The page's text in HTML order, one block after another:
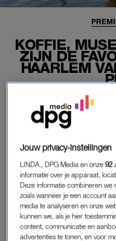
KOFFIE,
ZIJN DE
HAARLEM
10-08-2024
LEES
Krijg
artikelen
Jouw privacy-instellingen
LINDA., DPG Media en onze92
informatie over je apparaat,
Deze informatie combineren we
zoals wanneer je een account
media te analyseren en onze
kunnen we, als je hier
content, communicatie en
advertenties te tonen, en voor